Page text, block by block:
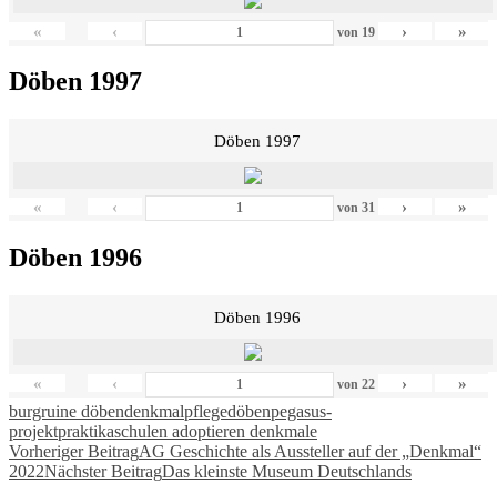
« ‹ von 19 › »
Döben 1997
Döben 1997
« ‹ von 31 › »
Döben 1996
Döben 1996
« ‹ von 22 › »
burgruine döbendenkmalpflegedöbenpegasus-
projektpraktikaschulen adoptieren denkmale
Beitragsnavigation
Vorheriger BeitragAG Geschichte als Aussteller auf der „Denkmal“
2022Nächster BeitragDas kleinste Museum Deutschlands